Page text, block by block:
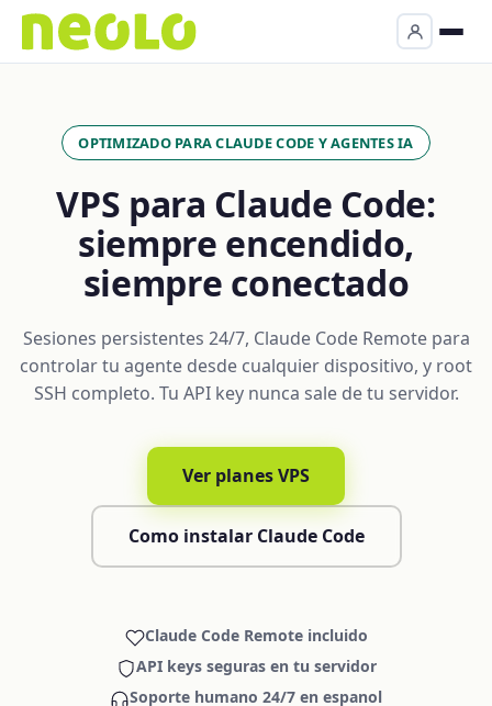
OPTIMIZADO PARA CLAUDE CODE Y AGENTES IA
VPS para Claude Code:
siempre encendido,
siempre conectado
Sesiones persistentes 24/7, Claude Code Remote para
controlar tu agente desde cualquier dispositivo, y root
SSH completo. Tu API key nunca sale de tu servidor.
Ver planes VPS
Como instalar Claude Code
Claude Code Remote incluido
API keys seguras en tu servidor
Soporte humano 24/7 en espanol